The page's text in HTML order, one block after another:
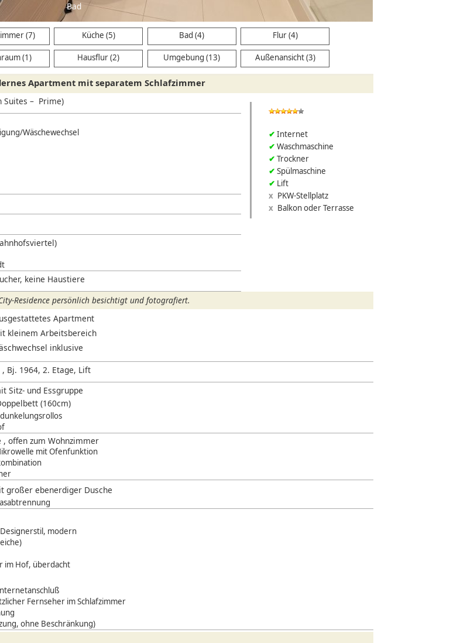
Bad
(7) Küche (5) Bad (4) Flur (4)
(1) Hausflur (2) Umgebung (13) Außenansicht (3)
Apartment mit separatem Schlafzimmer
Internet
Waschmaschine
Trockner
Spülmaschine
Lift
PKW-Stellplatz
Balkon oder Terrasse
Suites – Prime)
Wäschewechsel
keine Haustiere
Residence persönlich besichtigt und fotografiert.
Apartment
kleinem Arbeitsbereich
inklusive
Bj. 1964, 2. Etage, Lift
Sitz- und Essgruppe
(160cm)
offen zum Wohnzimmer
mit Ofenfunktion
großer ebenerdiger Dusche
modern
im Hof, überdacht
Fernseher im Schlafzimmer
ohne Beschränkung)